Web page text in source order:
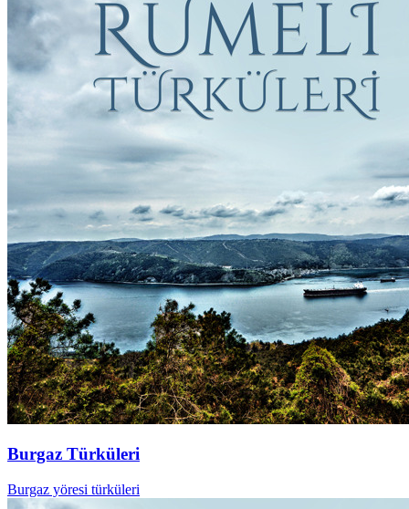
Burgaz Türküleri
Burgaz yöresi türküleri